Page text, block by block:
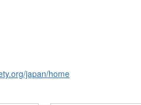
japan/home